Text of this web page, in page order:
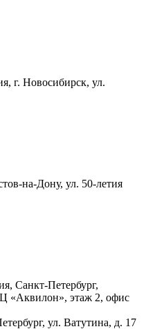
г. Новосибирск, ул.
на-Дону, ул. 50-летия
Санкт-Петербург,
«Аквилон», этаж 2, офис
ул. Ватутина, д. 17